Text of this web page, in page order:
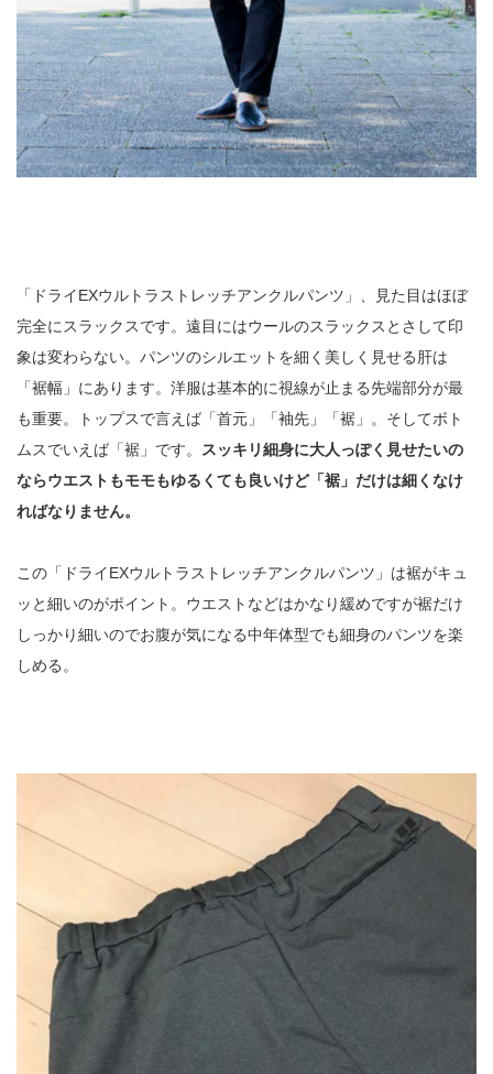
「ドライEXウルトラストレッチアンクルパンツ」、見た目はほぼ
完全にスラックスです。遠目にはウールのスラックスとさして印
象は変わらない。パンツのシルエットを細く美しく見せる肝は
「裾幅」にあります。洋服は基本的に視線が止まる先端部分が最
も重要。トップスで言えば「首元」「袖先」「裾」。そしてボト
ムスでいえば「裾」です。
スッキリ細身に大人っぽく見せたいの
ならウエストもモモもゆるくても良いけど「裾」だけは細くなけ
ればなりません。
この「ドライEXウルトラストレッチアンクルパンツ」は裾がキュ
ッと細いのがポイント。ウエストなどはかなり緩めですが裾だけ
しっかり細いのでお腹が気になる中年体型でも細身のパンツを楽
しめる。